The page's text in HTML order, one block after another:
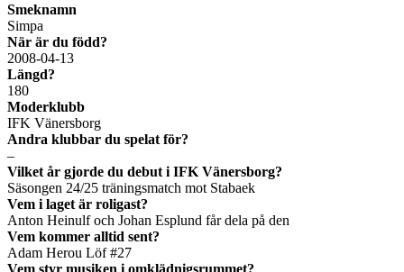
Smeknamn
Simpa
När är du född?
2008-04-13
Längd?
180
Moderklubb
IFK Vänersborg
Andra klubbar du spelat för?
–
Vilket år gjorde du debut i IFK Vänersborg?
Säsongen 24/25 träningsmatch mot Stabaek
Vem i laget är roligast?
Anton Heinulf och Johan Esplund får dela på den
Vem kommer alltid sent?
Adam Herou Löf #27
Vem styr musiken i omklädnigsrummet?